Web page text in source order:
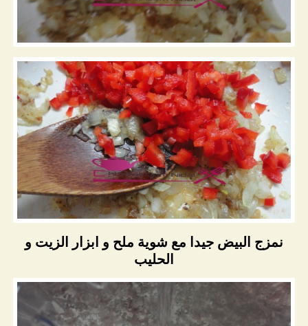
نمزج البيض جيدا مع شوية ملح و ابزار الزيت و
الحليب